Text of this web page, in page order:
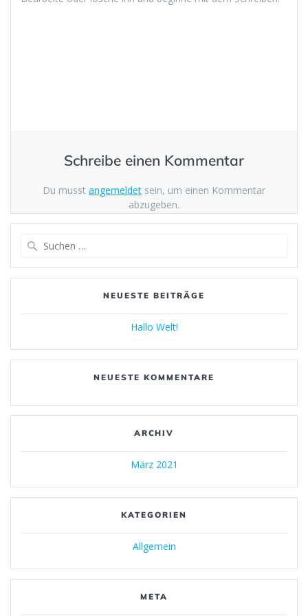
Schreibe einen Kommentar
Du musst angemeldet sein, um einen Kommentar
abzugeben.
NEUESTE BEITRÄGE
Hallo Welt!
NEUESTE KOMMENTARE
ARCHIV
März 2021
KATEGORIEN
Allgemein
META